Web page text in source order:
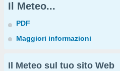
Il Meteo...
PDF
Maggiori informazioni
Il Meteo sul tuo sito Web